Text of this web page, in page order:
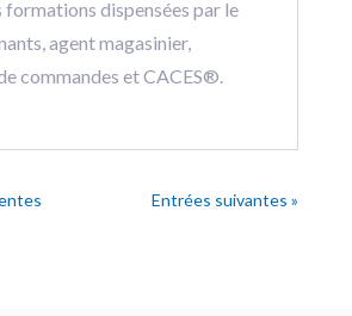
formations dispensées par le
agent magasinier,
commandes et CACES®.
Entrées suivantes »